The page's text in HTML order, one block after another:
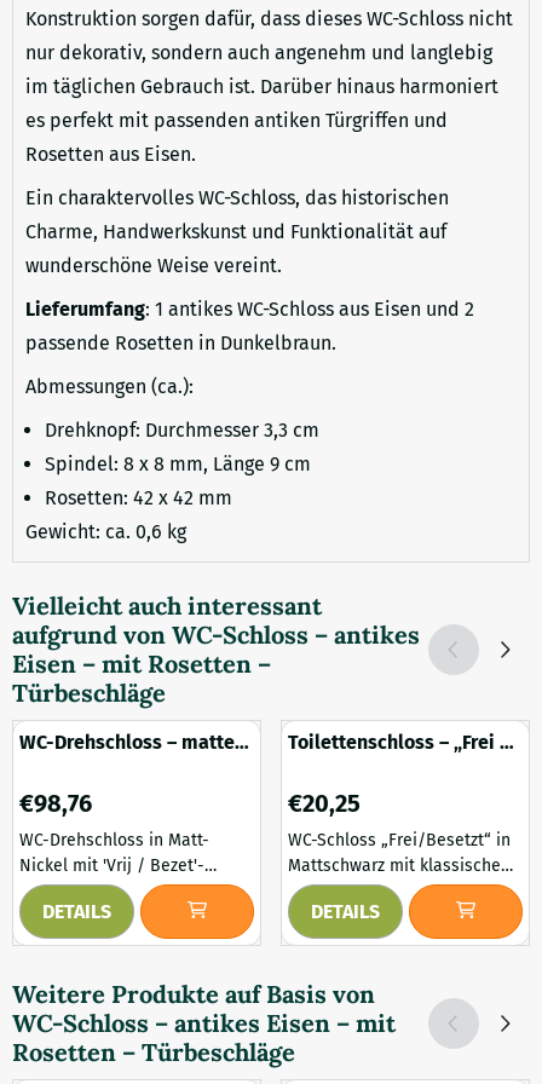
Konstruktion sorgen dafür, dass dieses WC-Schloss nicht
nur dekorativ, sondern auch angenehm und langlebig
im täglichen Gebrauch ist. Darüber hinaus harmoniert
es perfekt mit passenden antiken Türgriffen und
Rosetten aus Eisen.
Ein charaktervolles WC-Schloss, das historischen
Charme, Handwerkskunst und Funktionalität auf
wunderschöne Weise vereint.
Lieferumfang: 1 antikes WC-Schloss aus Eisen und 2
passende Rosetten in Dunkelbraun.
Abmessungen (ca.):
Drehknopf: Durchmesser 3,3 cm
Spindel: 8 x 8 mm, Länge 9 cm
Rosetten: 42 x 42 mm
Gewicht: ca. 0,6 kg
Vielleicht auch interessant
aufgrund von WC-Schloss – antikes
Eisen – mit Rosetten –
Türbeschläge
WC-Drehschloss – mattes
Preis: 98,76
€98,76
WC-Drehschloss in Matt-
Nickel mit 'Vrij / Bezet'-
Anzeige im Retro-Stil. Dieses
hochwertige WC-Drehschloss
in Matt-Nickel ist einem
nachempfunden und verleiht
WC- und Badezimmertüren
ein stilvolles Finish. Dank
seines authentischen Designs
DETAILS
Toilettenschloss – „Frei /
Preis: 20,25
€20,25
WC-Schloss „Frei/Besetzt“ in
Mattschwarz mit klassischem
Look, inklusive Vierkantstift
und Schrauben. Dieses
stilvolle WC-Schloss mit
Mattschwarz verleiht WC- und
Badezimmertüren ein
luxuriöses und edles
Erscheinungsbild. Das
DETAILS
Weitere Produkte auf Basis von
WC-Schloss – antikes Eisen – mit
Rosetten – Türbeschläge